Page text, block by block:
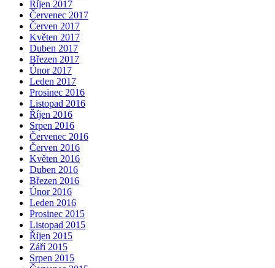
Říjen 2017
Červenec 2017
Červen 2017
Květen 2017
Duben 2017
Březen 2017
Únor 2017
Leden 2017
Prosinec 2016
Listopad 2016
Říjen 2016
Srpen 2016
Červenec 2016
Červen 2016
Květen 2016
Duben 2016
Březen 2016
Únor 2016
Leden 2016
Prosinec 2015
Listopad 2015
Říjen 2015
Září 2015
Srpen 2015